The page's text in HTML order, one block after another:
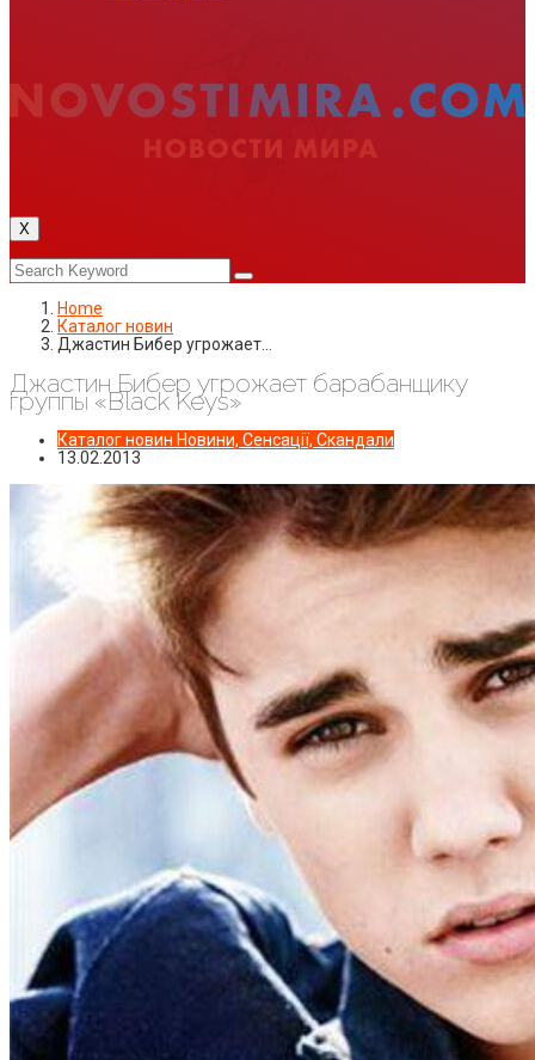
X
Home
Каталог новин
Джастин Бибер угрожает…
Джастин Бибер угрожает барабанщику
группы «Black Keys»
Каталог новин Новини, Сенсації, Скандали
13.02.2013